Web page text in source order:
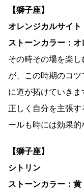
【獅子座】
オレンジカルサイト
ストーンカラー：オ
その時その場を楽
が、この時期のコ
に道が拓けていき
正しく自分を主張
ールも時には効果的
【獅子座】
シトリン
ストーンカラー：黄